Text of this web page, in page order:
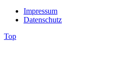
Impressum
Datenschutz
Top